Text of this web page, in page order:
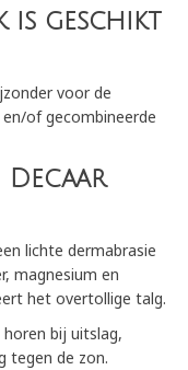
is geschikt
voor de
of gecombineerde
lichte dermabrasie
magnesium en
het overtollige talg.
bij uitslag,
tegen de zon.